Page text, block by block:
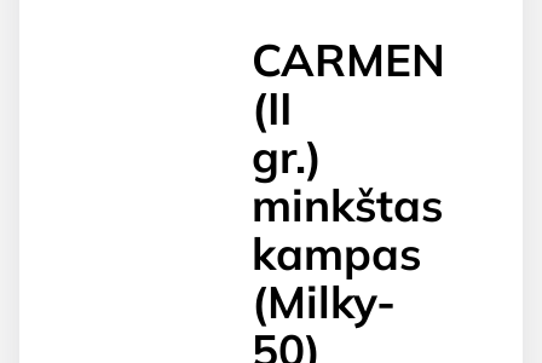
CARMEN
(II
gr.)
minkštas
kampas
(Milky-
50)